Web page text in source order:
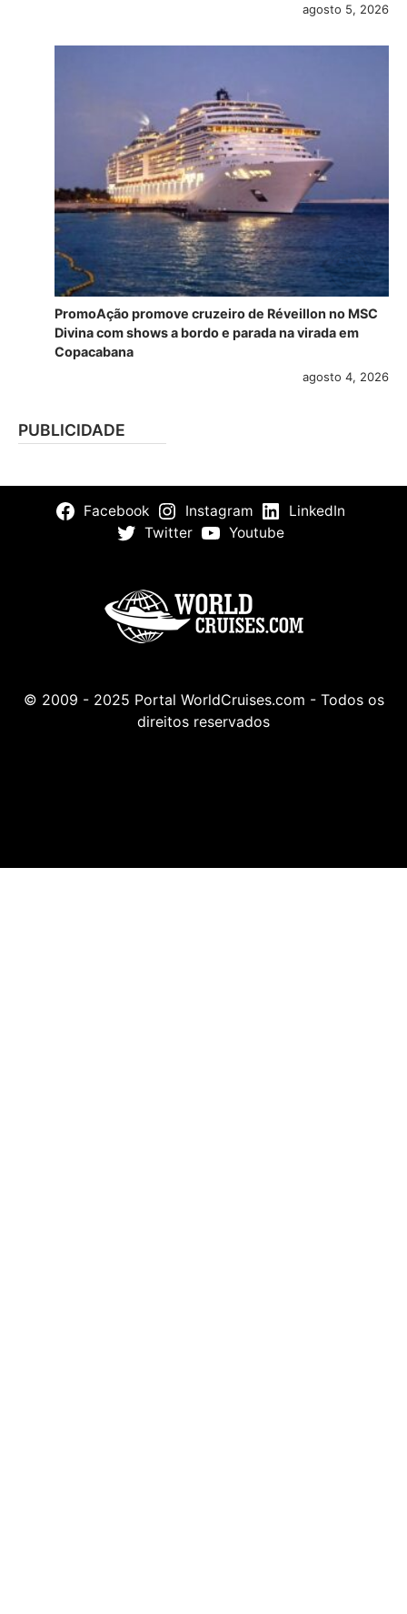
agosto 5, 2026
PromoAção promove cruzeiro de Réveillon no MSC
Divina com shows a bordo e parada na virada em
Copacabana
agosto 4, 2026
PUBLICIDADE
Facebook Instagram
LinkedIn
Twitter
Youtube
© 2009 - 2025 Portal WorldCruises.com - Todos os
direitos reservados